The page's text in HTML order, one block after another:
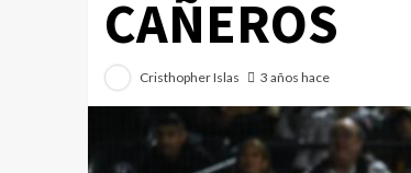
CAÑEROS
Cristhopher Islas 3 años hace